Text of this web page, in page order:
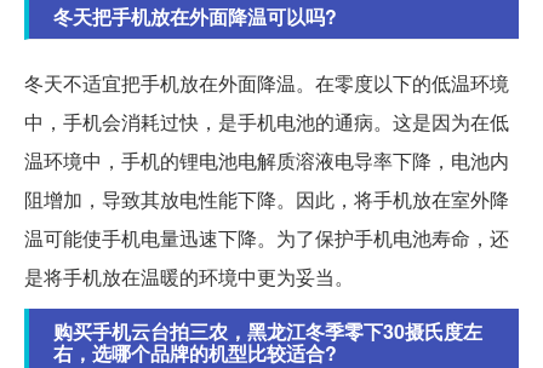
冬天把手机放在外面降温可以吗?
冬天不适宜把手机放在外面降温。在零度以下的低温环境
中，手机会消耗过快，是手机电池的通病。这是因为在低
温环境中，手机的锂电池电解质溶液电导率下降，电池内
阻增加，导致其放电性能下降。因此，将手机放在室外降
温可能使手机电量迅速下降。为了保护手机电池寿命，还
是将手机放在温暖的环境中更为妥当。
购买手机云台拍三农，黑龙江冬季零下30摄氏度左
右，选哪个品牌的机型比较适合?